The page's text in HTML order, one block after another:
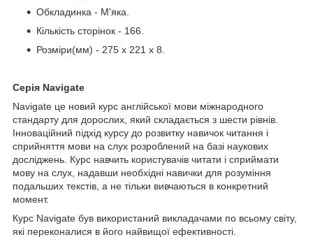
Обкладинка - М'яка.
Кількість сторінок - 166.
Розміри(мм) - 275 x 221 x 8.
Серія Navigate
Navigate це новий курс англійської мови міжнародного
стандарту для дорослих, який складається з шести рівнів.
Інноваційний підхід курсу до розвитку навичок читання і
сприйняття мови на слух розроблений на базі наукових
досліджень. Курс навчить користувачів читати і сприймати
мову на слух, надавши необхідні навички для розуміння
подальших текстів, а не тільки вивчаються в конкретний
момент.
Курс Navigate був використаний викладачами по всьому світу,
які переконалися в його найвищої ефективності.